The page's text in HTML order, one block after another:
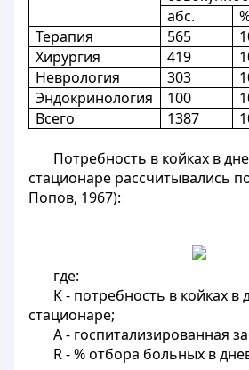
абс.
Терапия
565
Хирургия
419
Неврология
303
Эндокринология
100
Всего
1387
Потребность в койках в
стационаре рассчитывались
Попов, 1967):
где:
К - потребность в койках в
стационаре;
А - госпитализированная
R - % отбора больных в